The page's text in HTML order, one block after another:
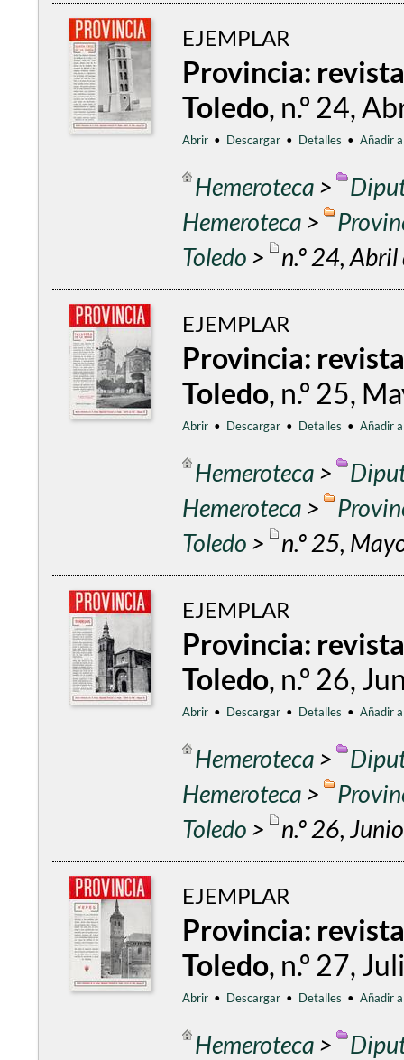
EJEMPLAR
Provincia:
Toledo, n.º 24,
Abrir • Descargar • Detalles • Añadir
Hemeroteca >
Hemeroteca >
Toledo > n.º 24,
EJEMPLAR
Provincia:
Toledo, n.º 25,
Abrir • Descargar • Detalles • Añadir
Hemeroteca >
Hemeroteca >
Toledo > n.º 25,
EJEMPLAR
Provincia:
Toledo, n.º 26,
Abrir • Descargar • Detalles • Añadir
Hemeroteca >
Hemeroteca >
Toledo > n.º 26,
EJEMPLAR
Provincia:
Toledo, n.º 27,
Abrir • Descargar • Detalles • Añadir
Hemeroteca >